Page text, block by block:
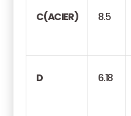
C(ACIER) 8.5
D 6.18